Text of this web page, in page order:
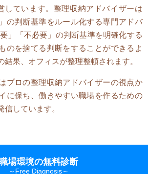
しています。整理収納アドバイザーは
の判断基準をルール化する専門アドバ
」「不必要」の判断基準を明確化する
のを捨てる判断をすることができるよ
結果、オフィスが整理整頓されます。
プロの整理収納アドバイザーの視点か
に保ち、働きやすい職場を作るための
信しています。
場環境の無料診断